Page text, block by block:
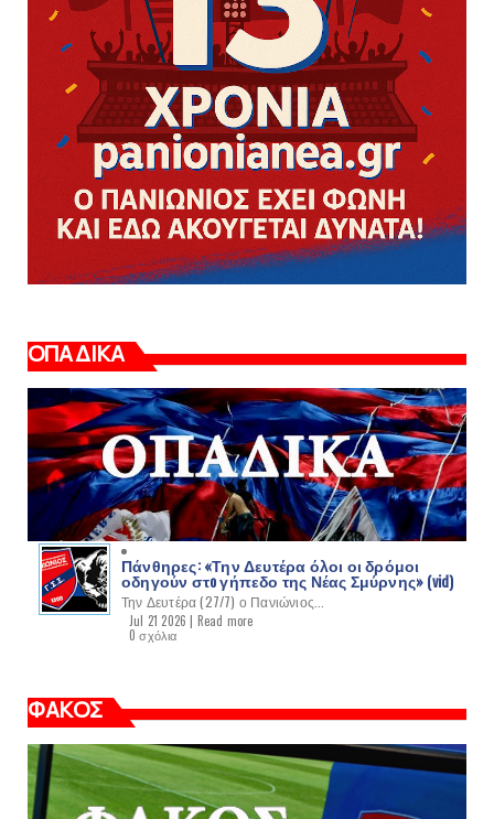
ΟΠΑΔΙΚΑ
Πάνθηρες: «Την Δευτέρα όλοι οι δρόμοι
οδηγούν στo γήπεδο της Νέας Σμύρνης» (vid)
Την Δευτέρα (27/7) ο Πανιώνιος...
Jul 21 2026 | Read more
0 σχόλια
ΦΑΚΟΣ